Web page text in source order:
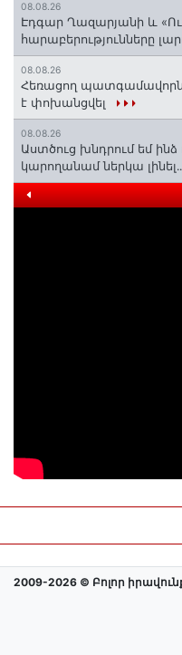
08.08.26
Էդգար Ղազարյանի և
հարաբերությունները
08.08.26
Հեռացող
է փոխանցվել
08.08.26
Աստծուց խնդրում եմ
կարողանամ ներկա
2009-2026 © Բոլոր